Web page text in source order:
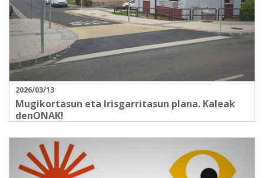
2026/03/13
Mugikortasun eta Irisgarritasun plana. Kaleak
denONAK!